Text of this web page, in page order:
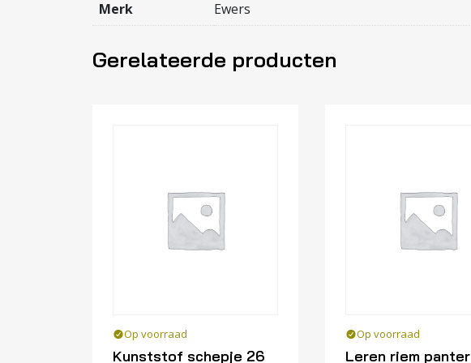
Merk Ewers
Gerelateerde producten
Op voorraad
Kunststof schepje 26
Op voorraad
Leren riem panter